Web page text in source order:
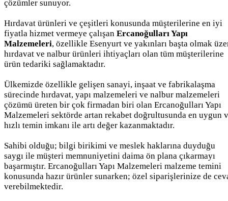
çözümler sunuyor.
Hırdavat ürünleri ve çeşitleri konusunda müşterilerine en iyi
fiyatla hizmet vermeye çalışan Ercanoğulları Yapı
Malzemeleri, özellikle Esenyurt ve yakınları başta olmak
hırdavat ve nalbur ürünleri ihtiyaçları olan tüm müşterilerine
ürün tedariki sağlamaktadır.
Ülkemizde özellikle gelişen sanayi, inşaat ve fabrikalaşma
sürecinde hırdavat, yapı malzemeleri ve nalbur malzemeleri
çözümü üreten bir çok firmadan biri olan Ercanoğulları Yapı
Malzemeleri sektörde artan rekabet doğrultusunda en uygun
hızlı temin imkanı ile artı değer kazanmaktadır.
Sahibi olduğu; bilgi birikimi ve meslek haklarına duyduğu
saygı ile müşteri memnuniyetini daima ön plana çıkarmayı
başarmıştır. Ercanoğulları Yapı Malzemeleri malzeme temini
konusunda hazır ürünler sunarken; özel siparişlerinize de
verebilmektedir.